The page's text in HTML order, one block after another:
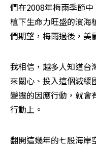
們在2008年梅雨季節
植下生命力旺盛的濱海
們期望，梅雨過後，美
我相信，越多人知道台
來關心、投入這個減緩
變遷的因應行動，就會
行動上。
翻開這幾年的七股海岸